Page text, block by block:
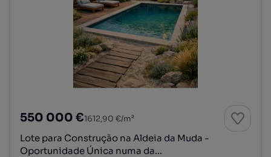
550 000 €1612,90 €/m²
Lote para Construção na Aldeia da Muda -
Oportunidade Única numa da...